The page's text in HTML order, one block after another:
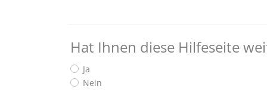
Hat Ihnen diese Hilfeseite
Ja
Nein